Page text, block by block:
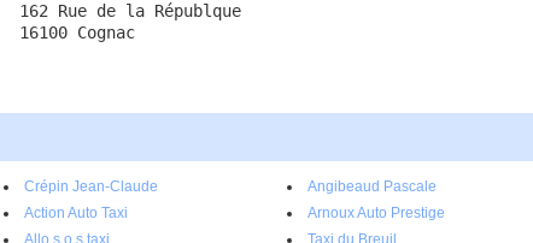
162 Rue de la Républque
16100 Cognac
Crépin Jean-Claude
Angibeaud Pascale
Action Auto Taxi
Arnoux Auto Prestige
Allo s.o.s taxi Taxi du Breuil